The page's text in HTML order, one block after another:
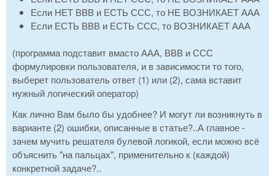
Если НЕТ ВВВ и ЕСТЬ ССС, то НЕ ВОЗНИКАЕТ ААА
Если ЕСТЬ ВВВ и ЕСТЬ ССС, то ВОЗНИКАЕТ ААА
(программа подставит вмасто ААА, ВВВ и ССС
формулировки пользователя, и в зависимости то того,
выберет пользователь ответ (1) или (2), сама вставит
нужный логический оператор)
Как лично Вам было бы удобнее? И могут ли возникнуть в
варианте (2) ошибки, описанные в статье?..А главное -
зачем мучить решателя булевой логикой, если можно всё
объяснить "на пальцах", применительно к (каждой)
конкретной задаче?..